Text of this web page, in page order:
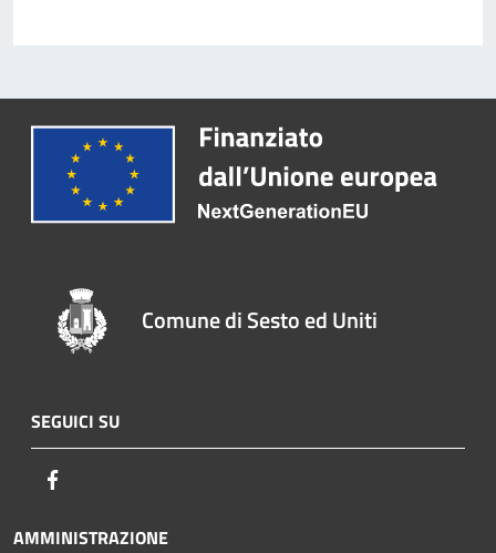
Comune di Sesto ed Uniti
SEGUICI SU
AMMINISTRAZIONE